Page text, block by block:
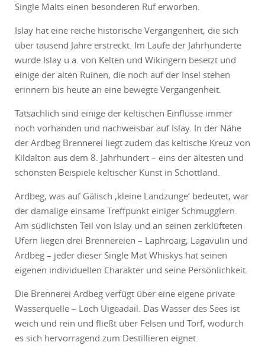
Single Malts einen besonderen Ruf erworben.
Islay hat eine reiche historische Vergangenheit, die sich
über tausend Jahre erstreckt. Im Laufe der Jahrhunderte
wurde Islay u.a. von Kelten und Wikingern besetzt und
einige der alten Ruinen, die noch auf der Insel stehen
erinnern bis heute an eine bewegte Vergangenheit.
Tatsächlich sind einige der keltischen Einflüsse immer
noch vorhanden und nachweisbar auf Islay. In der Nähe
der Ardbeg Brennerei liegt zudem das keltische Kreuz von
Kildalton aus dem 8. Jahrhundert – eins der ältesten und
schönsten Beispiele keltischer Kunst in Schottland.
Ardbeg, was auf Gälisch ‚kleine Landzunge‘ bedeutet, war
der damalige einsame Treffpunkt einiger Schmugglern.
Am südlichsten Teil von Islay und an seinen zerklüfteten
Ufern liegen drei Brennereien – Laphroaig, Lagavulin und
Ardbeg – jeder dieser Single Mat Whiskys hat seinen
eigenen individuellen Charakter und seine Persönlichkeit.
Die Brennerei Ardbeg verfügt über eine eigene private
Wasserquelle – Loch Uigeadail. Das Wasser des Sees ist
weich und rein und fließt über Felsen und Torf, wodurch
es sich hervorragend zum Destillieren eignet.